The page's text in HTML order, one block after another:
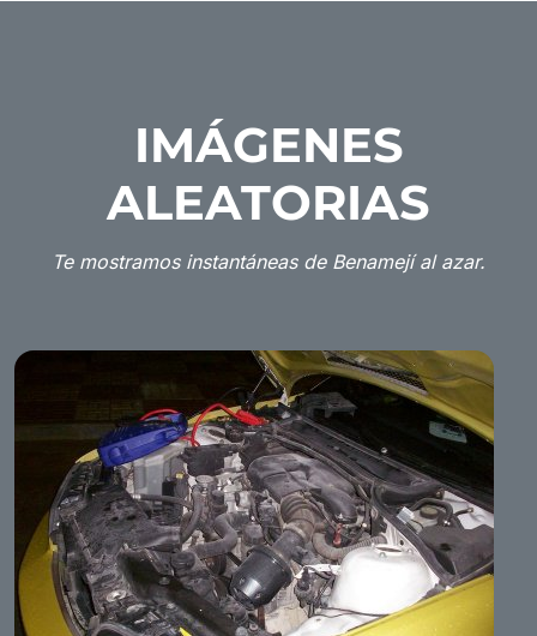
IMÁGENES
ALEATORIAS
Te mostramos instantáneas de Benamejí al azar.